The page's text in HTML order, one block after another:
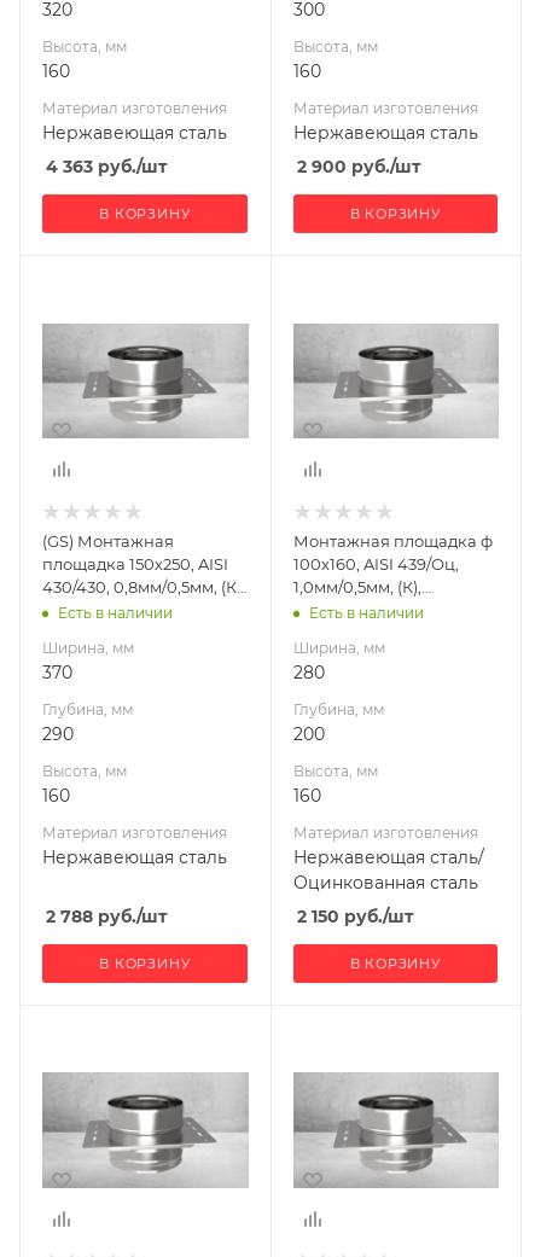
320
Высота, мм
160
Материал изготовления
Нержавеющая сталь
4 363 руб./шт
В КОРЗИНУ
300
Высота, мм
160
Материал изготовления
Нержавеющая сталь
2 900 руб./шт
В КОРЗИНУ
Глубина, мм
290
Высота, мм
160
Материал
Нержавеющая
сталь
Производитель
Гефест-Сталь
(GS) Монтажная
площадка 150х250, AISI
430/430, 0,8мм/0,5мм, (К),
(пл.290х370, AISI
Есть в наличии
Ширина, мм
370
Глубина, мм
290
Высота, мм
160
Материал изготовления
Нержавеющая сталь
2 788 руб./шт
В КОРЗИНУ
Глубина, мм
200
Высота, мм
160
Материал
Нержавеющая
сталь/
Оцинкованная
сталь
УМК
Монтажная площадка ф
100х160, AISI 439/Оц,
1,0мм/0,5мм, (К),
(пл.200х280)
Есть в наличии
Ширина, мм
280
Глубина, мм
200
Высота, мм
160
Материал изготовления
Нержавеющая сталь/
Оцинкованная сталь
2 150 руб./шт
В КОРЗИНУ
Глубина, мм
240
Высота, мм
160
Материал
Глубина, мм
240
Высота, мм
160
Материал